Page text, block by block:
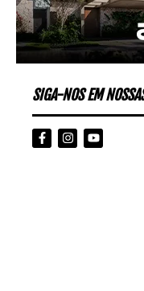
SIGA-NOS EM